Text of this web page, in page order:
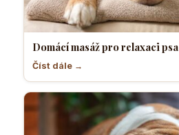
Domácí masáž pro relaxaci psa
Číst dále →